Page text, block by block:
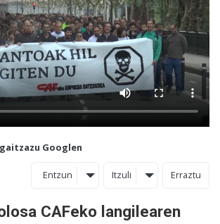
Googlen
Entzun Itzuli Erraztu
CAFeko langilearen